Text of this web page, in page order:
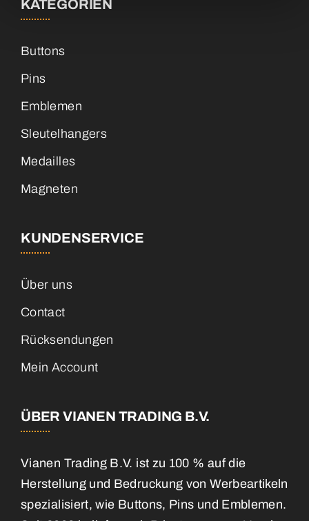
KATEGORIEN
Buttons
Pins
Emblemen
Sleutelhangers
Medailles
Magneten
KUNDENSERVICE
Über uns
Contact
Rücksendungen
Mein Account
ÜBER VIANEN TRADING B.V.
Vianen Trading B.V. ist zu 100 % auf die
Herstellung und Bedruckung von Werbeartikeln
spezialisiert, wie Buttons, Pins und Emblemen.